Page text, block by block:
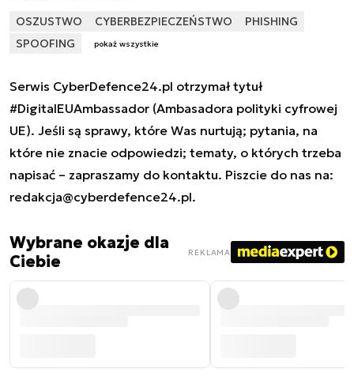
OSZUSTWO CYBERBEZPIECZEŃSTWO
PHISHING
SPOOFING
pokaż wszystkie
Serwis CyberDefence24.pl otrzymał tytuł
#DigitalEUAmbassador (Ambasadora polityki cyfrowej
UE). Jeśli są sprawy, które Was nurtują; pytania, na
które nie znacie odpowiedzi; tematy, o których trzeba
napisać – zapraszamy do kontaktu. Piszcie do nas na:
redakcja@cyberdefence24.pl.
Wybrane okazje dla
Ciebie
REKLAMA